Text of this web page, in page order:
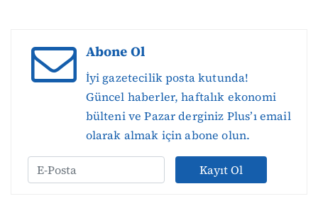
Abone Ol
İyi gazetecilik posta kutunda!
Güncel haberler, haftalık ekonomi
bülteni ve Pazar derginiz Plus’ı email
olarak almak için abone olun.
Kayıt Ol